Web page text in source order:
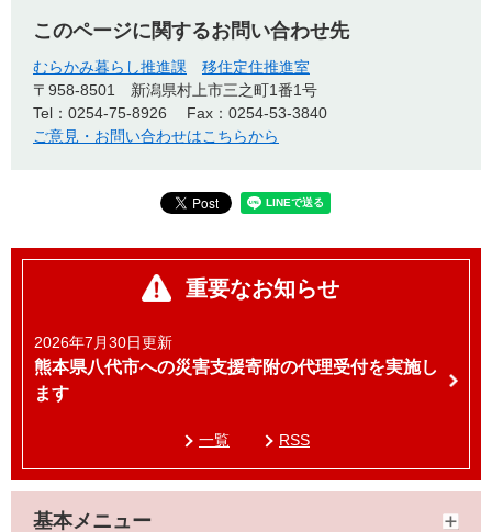
このページに関するお問い合わせ先
むらかみ暮らし推進課
移住定住推進室
〒958-8501
新潟県村上市三之町1番1号
Tel：0254-75‐8926
Fax：0254-53-3840
ご意見・お問い合わせはこちらから
重要なお知らせ
2026年7月30日更新
熊本県八代市への災害支援寄附の代理受付を実施し
ます
一覧 RSS
基本メニュー